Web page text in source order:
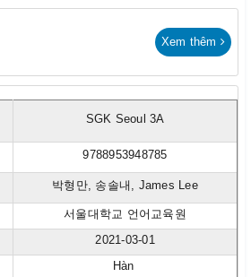
Xem thêm
SGK Seoul 3A
9788953948785
박형만, 송솔내, James Lee
서울대학교 언어교육원
2021-03-01
Hàn